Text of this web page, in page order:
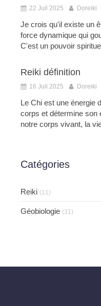
22 Juil 2025 Doreiki
Je crois qu'il existe un
force dynamique qui
C'est un pouvoir
Reiki définition
16 Juil 2025 Doreiki
Le Chi est une énergie
corps et détermine son
notre corps vivant, la
Catégories
Reiki (11)
Géobiologie (31)